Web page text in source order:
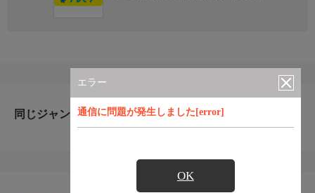
エラー
通信に問題が発生しました[error]
OK
同じジャンルのおすすめ番組